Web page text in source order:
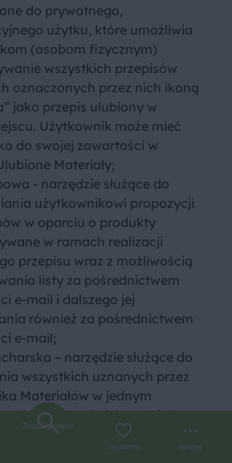
Znajdź przepis
Ulubione Więcej
do prywatnego,
użytku, które umożliwia
(osobom fizycznym)
wszystkich przepisów
oznaczonych przez nich ikoną
jako przepis ulubiony w
Użytkownik może mieć
do swojej zawartości w
Materiały;
- narzędzie służące do
użytkownikowi propozycji
w oparciu o produkty
w ramach realizacji
przepisu wraz z możliwością
listy za pośrednictwem
e-mail i dalszego jej
również za pośrednictwem
e-mail;
– narzędzie służące do
wszystkich uznanych przez
Materiałów w jednym
dokonywania ich podziału na
udostępniane wraz z